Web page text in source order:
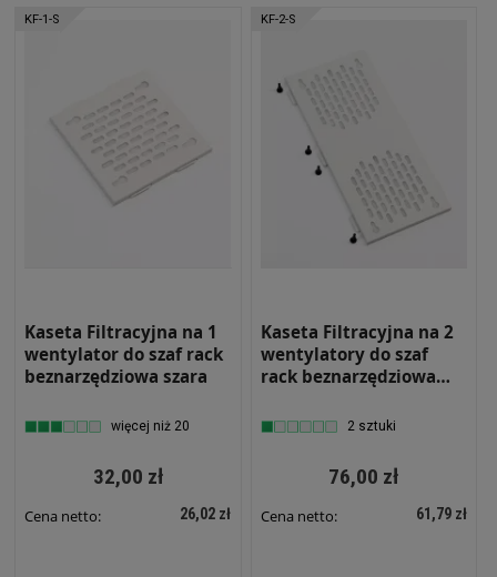
KF-1-S
Kaseta Filtracyjna na 1
wentylator do szaf rack
beznarzędziowa szara
więcej niż 20
32,00 zł
Cena netto: 26,02 zł
KF-2-S
Kaseta Filtracyjna na 2
wentylatory do szaf
rack beznarzędziowa
2 sztuki
76,00 zł
Cena netto: 61,79 zł